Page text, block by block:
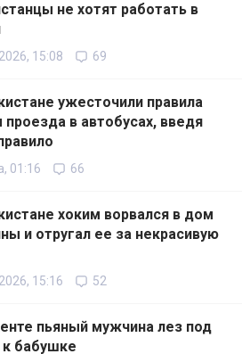
не хотят работать в
15:08 69
ужесточили правила
проезда в автобусах, введя
01:16 66
хоким ворвался в дом
и отругал ее за некрасивую
15:16 52
пьяный мужчина лез под
к бабушке